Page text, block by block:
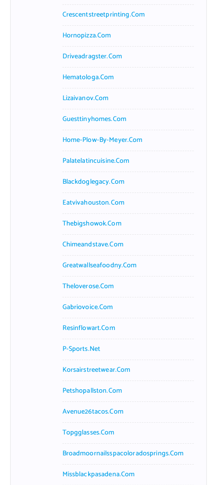
Crescentstreetprinting.com
Hornopizza.com
Driveadragster.com
Hematologa.com
Lizaivanov.com
Guesttinyhomes.com
Home-Plow-By-Meyer.com
Palatelatincuisine.com
Blackdoglegacy.com
Eatvivahouston.com
Thebigshowok.com
Chimeandstave.com
Greatwallseafoodny.com
Theloverose.com
Gabriovoice.com
Resinflowart.com
P-Sports.net
Korsairstreetwear.com
Petshopallston.com
Avenue26tacos.com
Topgglasses.com
Broadmoornailsspacoloradosprings.com
Missblackpasadena.com